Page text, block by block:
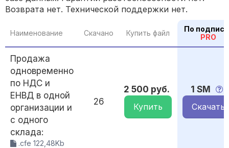
Возврата нет. Технической поддержки нет.
Наименование Скачано Купить файл
По
PRO
Продажа
одновременно
по НДС и
ЕНВД в одной
организации и
с одного
склада:
.cfe 122,48Kb
26
2 500 руб.
Купить
1 SM
Скачать